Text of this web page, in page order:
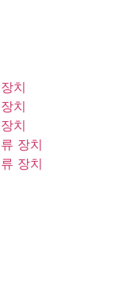
치
치
치
장치
장치